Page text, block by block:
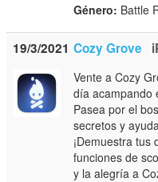
Género: Battle
19/3/2021 Cozy Grove
Vente a Cozy
día acampando
Pasea por el
secretos y
¡Demuestra tus
funciones de
y la alegría a